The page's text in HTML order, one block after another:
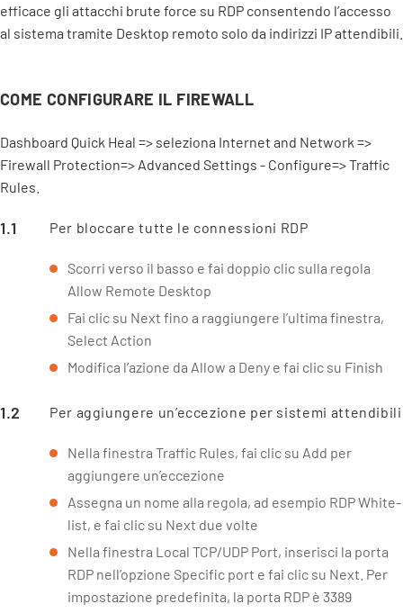
efficace gli attacchi brute force su RDP consentendo l’accesso
al sistema tramite Desktop remoto solo da indirizzi IP attendibili.
COME CONFIGURARE IL FIREWALL
Dashboard Quick Heal => seleziona Internet and Network =>
Firewall Protection=> Advanced Settings - Configure=> Traffic
Rules.
Per bloccare tutte le connessioni RDP
Scorri verso il basso e fai doppio clic sulla regola
Allow Remote Desktop
Fai clic su Next fino a raggiungere l’ultima finestra,
Select Action
Modifica l’azione da Allow a Deny e fai clic su Finish
Per aggiungere un’eccezione per sistemi attendibili
Nella finestra Traffic Rules, fai clic su Add per
aggiungere un’eccezione
Assegna un nome alla regola, ad esempio RDP White-
list, e fai clic su Next due volte
Nella finestra Local TCP/UDP Port, inserisci la porta
RDP nell’opzione Specific port e fai clic su Next. Per
impostazione predefinita, la porta RDP è 3389